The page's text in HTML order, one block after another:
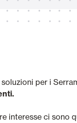
per i
interesse ci